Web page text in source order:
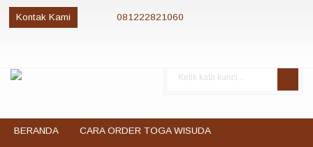
Kontak Kami 081222821060
BERANDA
CARA ORDER TOGA WISUDA